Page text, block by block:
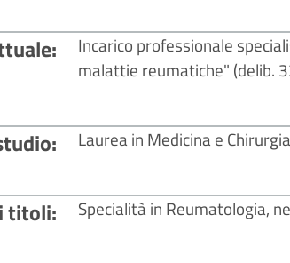
Incarico professionale
malattie reumatiche" (delib.
Laurea in Medicina e
titoli Specialità in Reumatologia,